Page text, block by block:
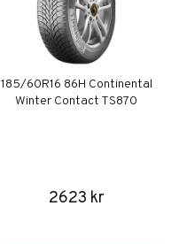
185/60R16 86H Continental
Winter Contact TS870
2623 kr